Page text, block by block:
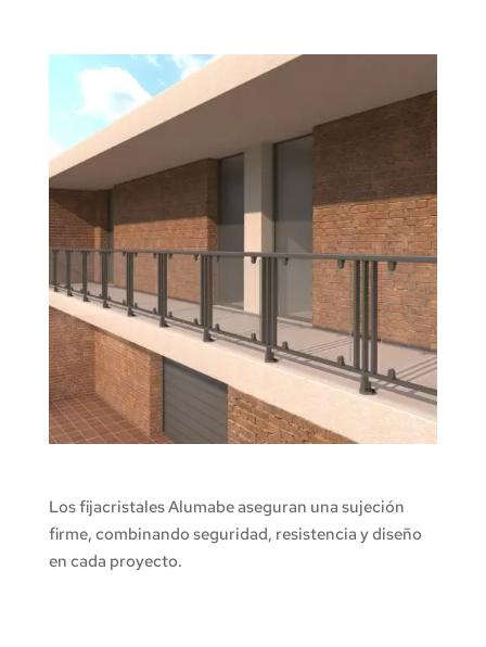
Los fijacristales Alumabe aseguran una sujeción
firme, combinando seguridad, resistencia y diseño
en cada proyecto.